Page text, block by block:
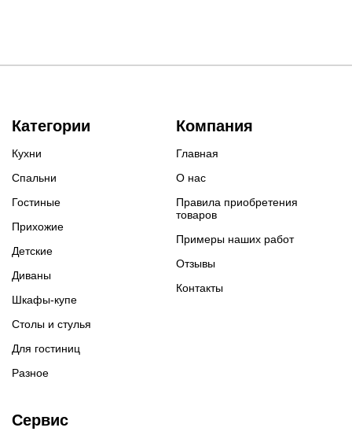
Категории
Кухни
Спальни
Гостиные
Прихожие
Детские
Диваны
Шкафы-купе
Столы и стулья
Для гостиниц
Разное
Компания
Главная
О нас
Правила приобретения
товаров
Примеры наших работ
Отзывы
Контакты
Сервис